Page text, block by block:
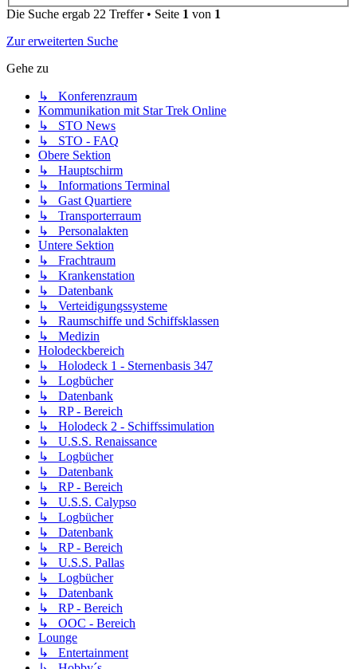
Die Suche ergab 22 Treffer • Seite 1 von 1
Zur erweiterten Suche
Gehe zu
↳ Konferenzraum
Kommunikation mit Star Trek Online
↳ STO News
↳ STO - FAQ
Obere Sektion
↳ Hauptschirm
↳ Informations Terminal
↳ Gast Quartiere
↳ Transporterraum
↳ Personalakten
Untere Sektion
↳ Frachtraum
↳ Krankenstation
↳ Datenbank
↳ Verteidigungssysteme
↳ Raumschiffe und Schiffsklassen
↳ Medizin
Holodeckbereich
↳ Holodeck 1 - Sternenbasis 347
↳ Logbücher
↳ Datenbank
↳ RP - Bereich
↳ Holodeck 2 - Schiffssimulation
↳ U.S.S. Renaissance
↳ Logbücher
↳ Datenbank
↳ RP - Bereich
↳ U.S.S. Calypso
↳ Logbücher
↳ Datenbank
↳ RP - Bereich
↳ U.S.S. Pallas
↳ Logbücher
↳ Datenbank
↳ RP - Bereich
↳ OOC - Bereich
Lounge
↳ Entertainment